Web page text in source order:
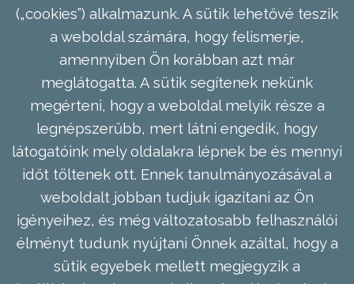
(„cookies”) alkalmazunk. A sütik lehetővé teszik
a weboldal számára, hogy felismerje,
amennyiben Ön korábban azt már
meglátogatta. A sütik segítenek nekünk
megérteni, hogy a weboldal melyik része a
legnépszerűbb, mert látni engedik, hogy
látogatóink mely oldalakra lépnek be és mennyi
időt töltenek ott. Ennek tanulmányozásával a
weboldalt jobban tudjuk igazítani az Ön
igényeihez, és még változatosabb felhasználói
élményt tudunk nyújtani Önnek azáltal, hogy a
sütik egyebek mellett megjegyzik a